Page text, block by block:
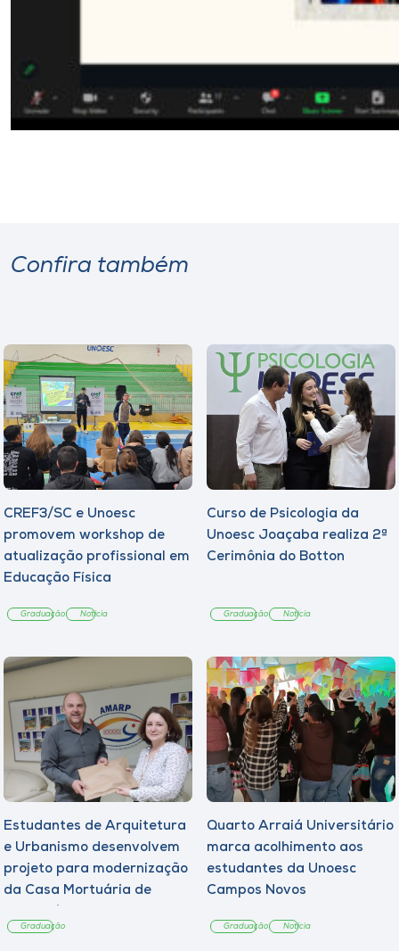
Confira também
CREF3/SC e Unoesc
promovem workshop de
atualização profissional em
Educação Física
Graduação Notícia
Curso de Psicologia da
Unoesc Joaçaba realiza 2ª
Cerimônia do Botton
Graduação Notícia
Estudantes de Arquitetura
e Urbanismo desenvolvem
projeto para modernização
da Casa Mortuária de
Graduação
Quarto Arraiá Universitário
marca acolhimento aos
estudantes da Unoesc
Campos Novos
Graduação Notícia